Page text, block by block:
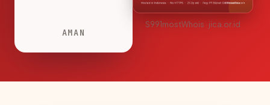
AMAN
S991mostWhois · jica.or.id